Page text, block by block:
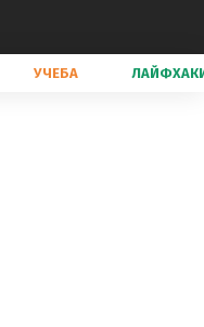
УЧЕБА